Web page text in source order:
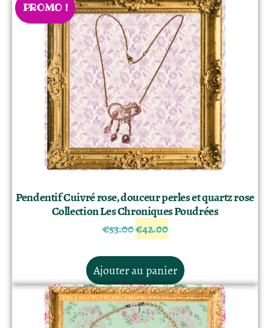
PROMO !
Pendentif Cuivré rose, douceur perles et quartz rose
Collection Les Chroniques Poudrées
€53.00€42.00
Ajouter au panier